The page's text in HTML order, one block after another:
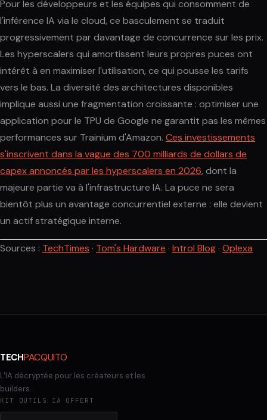
Pour les développeurs et les équipes qui consomment de
l'inférence IA via le cloud, ce basculement se traduit
progressivement par davantage de concurrence sur les prix.
Les hyperscalers qui amortissent leurs propres puces ont
intérêt à en maximiser l'utilisation, ce qui pousse les tarifs
vers le bas. La diversité des architectures disponibles
implique aussi une fragmentation croissante : optimiser une
application pour le TPU de Google ne garantit pas les mêmes
performances sur Trainium d'Amazon. Ces investissements
s'inscrivent dans la vague des 700 milliards de dollars de
capex annoncés par les hyperscalers en 2026, dont la
majeure partie va à l'infrastructure IA. La puce ne sera
bientôt plus un avantage concurrentiel externe : elle devient
un actif stratégique interne.
Sources : TechTimes · Tom's Hardware · Introl Blog · Oplexa
TECHPACQUITO
L'IA décryptée pour les créateurs et les
builders.
KIT OUTILS IA OFFERT